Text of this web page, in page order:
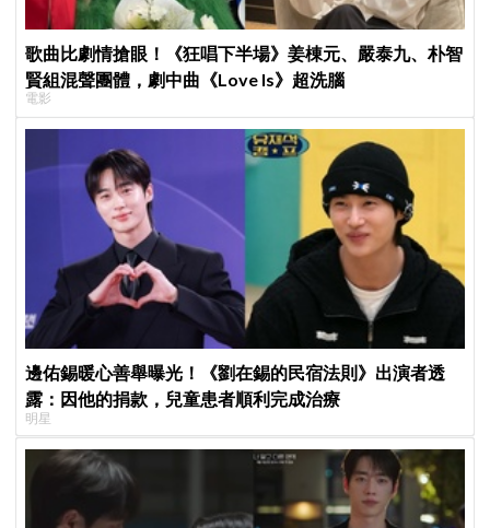
歌曲比劇情搶眼！《狂唱下半場》姜棟元、嚴泰九、朴智
賢組混聲團體，劇中曲《Love Is》超洗腦
電影
邊佑錫暖心善舉曝光！《劉在錫的民宿法則》出演者透
露：因他的捐款，兒童患者順利完成治療
明星